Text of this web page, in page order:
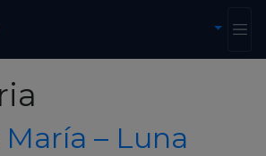
– Luna